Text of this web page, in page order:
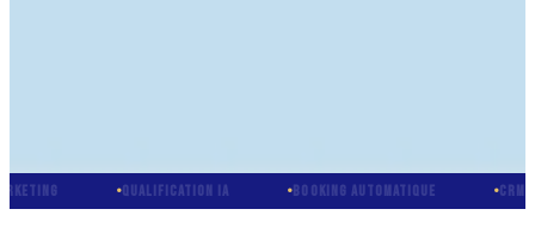
QUALIFICATION IA BOOKING AUTOMATIQUE CRM